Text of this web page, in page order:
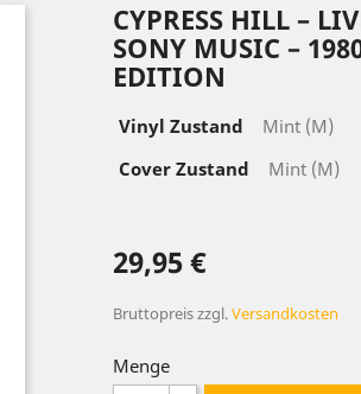
CYPRESS HILL –
SONY MUSIC –
EDITION
Vinyl Zustand
Mint (M)
Cover Zustand
Mint (M)
29,95 €
Bruttopreiszzgl.Versandkosten
Menge